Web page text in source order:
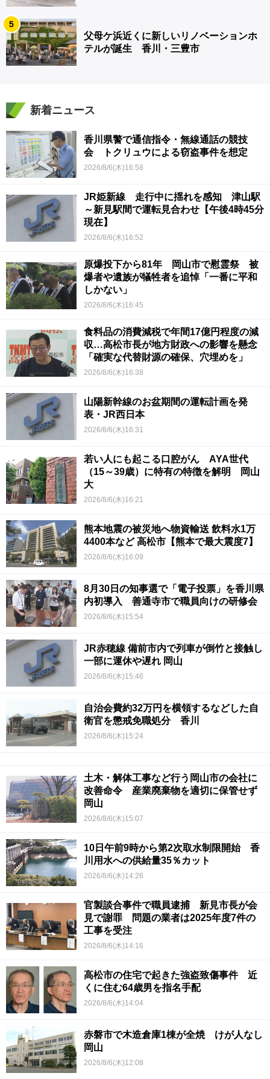
5
父母ケ浜近くに新しいリノベーションホ
テルが誕生 香川・三豊市
新着ニュース
香川県警で通信指令・無線通話の競技
会 トクリュウによる窃盗事件を想定
2026/8/6(木)16:58
JR姫新線 走行中に揺れを感知 津山駅
～新見駅間で運転見合わせ【午後4時45分
現在】
2026/8/6(木)16:52
原爆投下から81年 岡山市で慰霊祭 被
爆者や遺族が犠牲者を追悼「一番に平和
しかない」
2026/8/6(木)16:45
食料品の消費減税で年間17億円程度の減
収…高松市長が地方財政への影響を懸念
「確実な代替財源の確保、穴埋めを」
2026/8/6(木)16:38
山陽新幹線のお盆期間の運転計画を発
表・JR西日本
2026/8/6(木)16:31
若い人にも起こる口腔がん AYA世代
（15～39歳）に特有の特徴を解明 岡山
大
2026/8/6(木)16:21
熊本地震の被災地へ物資輸送 飲料水1万
4400本など 高松市【熊本で最大震度7】
2026/8/6(木)16:09
8月30日の知事選で「電子投票」を香川県
内初導入 善通寺市で職員向けの研修会
2026/8/6(木)15:54
JR赤穂線 備前市内で列車が倒竹と接触し
一部に運休や遅れ 岡山
2026/8/6(木)15:46
自治会費約32万円を横領するなどした自
衛官を懲戒免職処分 香川
2026/8/6(木)15:24
土木・解体工事など行う岡山市の会社に
改善命令 産業廃棄物を適切に保管せず
岡山
2026/8/6(木)15:07
10日午前9時から第2次取水制限開始 香
川用水への供給量35％カット
2026/8/6(木)14:26
官製談合事件で職員逮捕 新見市長が会
見で謝罪 問題の業者は2025年度7件の
工事を受注
2026/8/6(木)14:16
高松市の住宅で起きた強盗致傷事件 近
くに住む64歳男を指名手配
2026/8/6(木)14:04
赤磐市で木造倉庫1棟が全焼 けが人なし
岡山
2026/8/6(木)12:08